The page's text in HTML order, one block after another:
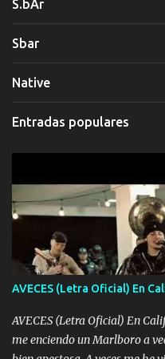
S.bAr
Sbar
Native
Entradas populares
AVECES (Letra Oficial) En
AVECES (Letra Oficial) En
me enciendo un Marlboro a